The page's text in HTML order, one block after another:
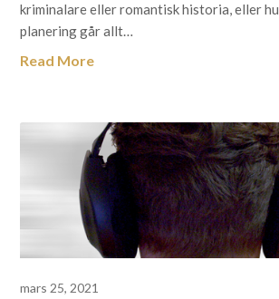
kriminalare eller romantisk historia, eller
planering går allt…
Read More
mars 25, 2021